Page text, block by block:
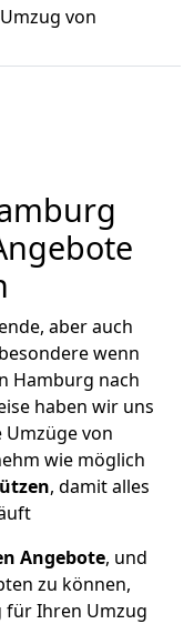
Umzug von
aber auch
wenn
Hamburg nach
haben wir uns
von
wie möglich
, damit alles
Angebote, und
zu können,
für Ihren Umzug